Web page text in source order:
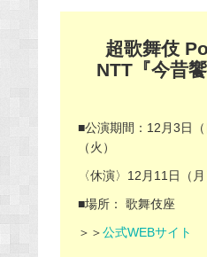
超歌舞伎
NTT『今昔
■公演期間：12月3日
（火）
〈休演〉12月11日（
■場所： 歌舞伎座
＞＞公式WEBサイト